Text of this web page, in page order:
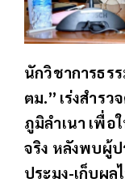
นักวิชาการธร
ตม.” เร่งสำร
ภูมิลำเนา เพื่
จริง หลังพบผู้ป
ประมง-เก็บผล